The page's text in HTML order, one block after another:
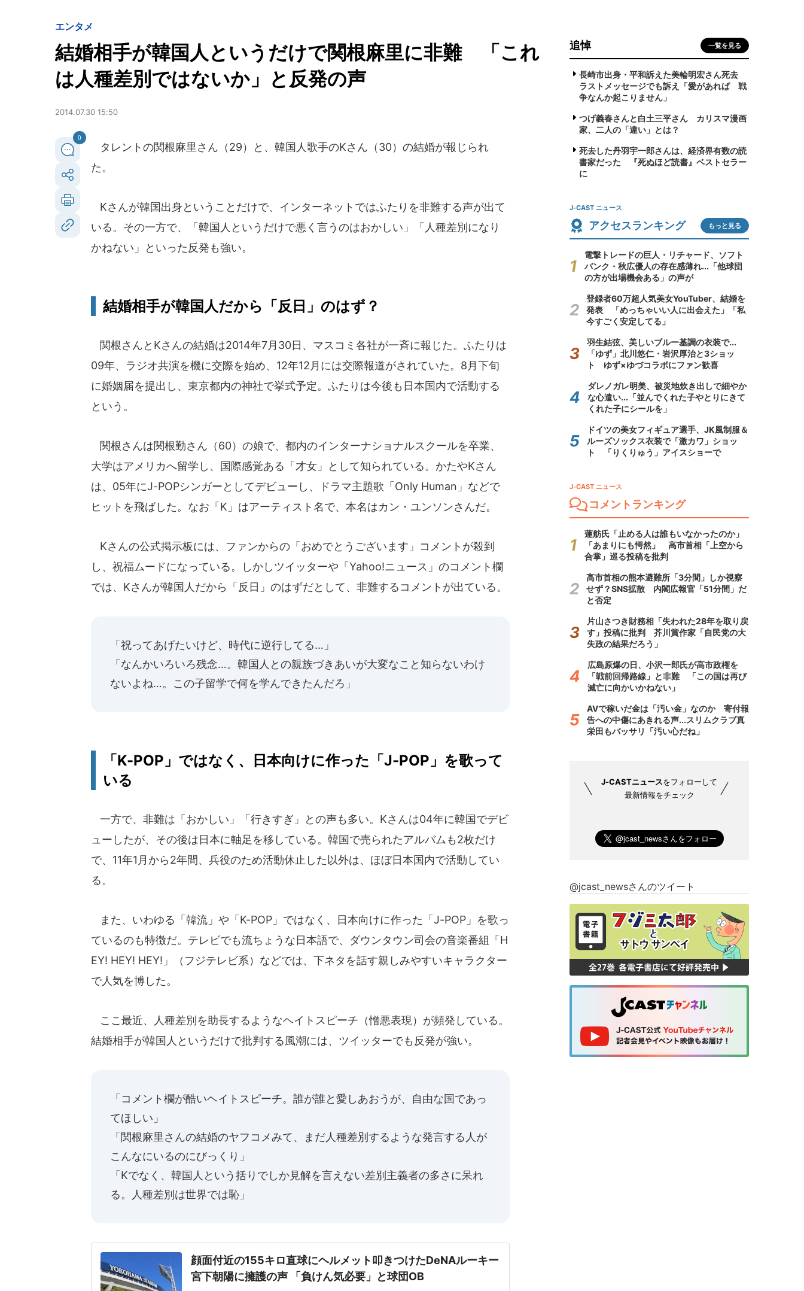
エンタメ
結婚相手が韓国人というだけで関根麻里に非難 「これ
は人種差別ではないか」と反発の声
2014.07.30 15:50
0
タレントの関根麻里さん（29）と、韓国人歌手のKさん（30）の結婚が報じられ
た。
Kさんが韓国出身ということだけで、インターネットではふたりを非難する声が出て
いる。その一方で、「韓国人というだけで悪く言うのはおかしい」「人種差別になり
かねない」といった反発も強い。
結婚相手が韓国人だから「反日」のはず？
関根さんとKさんの結婚は2014年7月30日、マスコミ各社が一斉に報じた。ふたりは
09年、ラジオ共演を機に交際を始め、12年12月には交際報道がされていた。8月下旬
に婚姻届を提出し、東京都内の神社で挙式予定。ふたりは今後も日本国内で活動する
という。
関根さんは関根勤さん（60）の娘で、都内のインターナショナルスクールを卒業、
大学はアメリカへ留学し、国際感覚ある「才女」として知られている。かたやKさん
は、05年にJ-POPシンガーとしてデビューし、ドラマ主題歌「Only Human」などで
ヒットを飛ばした。なお「K」はアーティスト名で、本名はカン・ユンソンさんだ。
Kさんの公式掲示板には、ファンからの「おめでとうございます」コメントが殺到
し、祝福ムードになっている。しかしツイッターや「Yahoo!ニュース」のコメント欄
では、Kさんが韓国人だから「反日」のはずだとして、非難するコメントが出ている。
「祝ってあげたいけど、時代に逆行してる…」
「なんかいろいろ残念…。韓国人との親族づきあいが大変なこと知らないわけ
ないよね…。この子留学で何を学んできたんだろ」
「K-POP」ではなく、日本向けに作った「J-POP」を歌って
いる
一方で、非難は「おかしい」「行きすぎ」との声も多い。Kさんは04年に韓国でデビ
ューしたが、その後は日本に軸足を移している。韓国で売られたアルバムも2枚だけ
で、11年1月から2年間、兵役のため活動休止した以外は、ほぼ日本国内で活動してい
る。
また、いわゆる「韓流」や「K-POP」ではなく、日本向けに作った「J-POP」を歌っ
ているのも特徴だ。テレビでも流ちょうな日本語で、ダウンタウン司会の音楽番組「H
EY! HEY! HEY!」（フジテレビ系）などでは、下ネタを話す親しみやすいキャラクター
で人気を博した。
ここ最近、人種差別を助長するようなヘイトスピーチ（憎悪表現）が頻発している。
結婚相手が韓国人というだけで批判する風潮には、ツイッターでも反発が強い。
「コメント欄が酷いヘイトスピーチ。誰が誰と愛しあおうが、自由な国であっ
てほしい」
「関根麻里さんの結婚のヤフコメみて、まだ人種差別するような発言する人が
こんなにいるのにびっくり」
「Kでなく、韓国人という括りでしか見解を言えない差別主義者の多さに呆れ
る。人種差別は世界では恥」
顔面付近の155キロ直球にヘルメット叩きつけたDeNAルーキー
宮下朝陽に擁護の声 「負けん気必要」と球団OB
追悼 一覧を見る
長崎市出身・平和訴えた美輪明宏さん死去
ラストメッセージでも訴え「愛があれば 戦
争なんか起こりません」
つげ義春さんと白土三平さん カリスマ漫画
家、二人の「違い」とは？
死去した丹羽宇一郎さんは、経済界有数の読
書家だった 『死ぬほど読書』ベストセラー
に
J-CAST ニュース
アクセスランキング もっと見る
電撃トレードの巨人・リチャード、ソフト
バンク・秋広優人の存在感薄れ...「他球団
の方が出場機会ある」の声が
登録者60万超人気美女YouTuber、結婚を
発表 「めっちゃいい人に出会えた」「私
今すごく安定してる」
羽生結弦、美しいブルー基調の衣装で...
「ゆず」北川悠仁・岩沢厚治と3ショッ
ト ゆず×ゆづコラボにファン歓喜
ダレノガレ明美、被災地炊き出しで細やか
な心遣い...「並んでくれた子やとりにきて
くれた子にシールを」
ドイツの美女フィギュア選手、JK風制服＆
ルーズソックス衣装で「激カワ」ショッ
ト 「りくりゅう」アイスショーで
J-CAST ニュース
コメントランキング
蓮舫氏「止める人は誰もいなかったのか」
「あまりにも愕然」 高市首相「上空から
合掌」巡る投稿を批判
高市首相の熊本避難所「3分間」しか視察
せず？SNS拡散 内閣広報官「51分間」だ
と否定
片山さつき財務相「失われた28年を取り戻
す」投稿に批判 芥川賞作家「自民党の大
失政の結果だろう」
広島原爆の日、小沢一郎氏が高市政権を
「戦前回帰路線」と非難 「この国は再び
滅亡に向かいかねない」
AVで稼いだ金は「汚い金」なのか 寄付報
告への中傷にあきれる声...スリムクラブ真
栄田もバッサリ「汚い心だね」
J-CASTニュースをフォローして
最新情報をチェック
@jcast_newsさんのツイート